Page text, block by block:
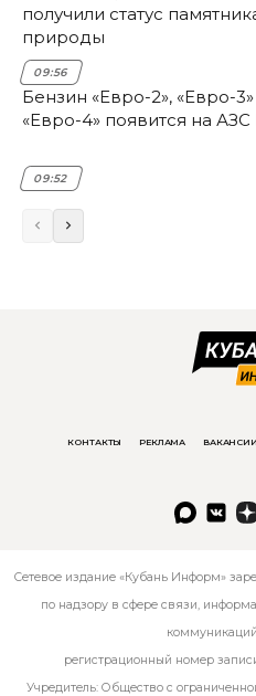
получили статус
природы
09:56
Бензин «Евро-2», «Евро-
«Евро-4» появится на АЗС
09:52
КОНТАКТЫ РЕКЛАМА ВАКАНСИИ
Сетевое издание «Кубань Информ»
по надзору в сфере связи,
коммуникаций
регистрационный номер
Учредитель: Общество с